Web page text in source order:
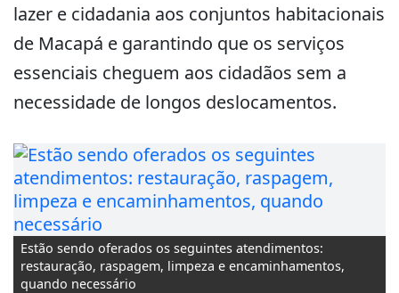
lazer e cidadania aos conjuntos habitacionais
de Macapá e garantindo que os serviços
essenciais cheguem aos cidadãos sem a
necessidade de longos deslocamentos.
Estão sendo oferados os seguintes atendimentos:
restauração, raspagem, limpeza e encaminhamentos,
quando necessário